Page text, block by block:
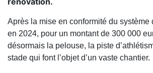
Après la mise en conformité du système
en 2024, pour un montant de 300 000
désormais la pelouse, la piste
stade qui font l’objet d’un vaste chantier.